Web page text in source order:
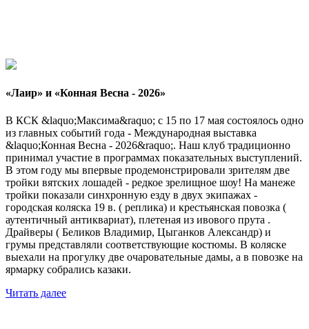
«Лаир» и «Конная Весна - 2026»
В КСК &laquo;Максима&raquo; с 15 по 17 мая состоялось одно
из главных событий года - Международная выставка
&laquo;Конная Весна - 2026&raquo;. Наш клуб традиционно
принимал участие в программах показательных выступлений.
В этом году мы впервые продемонстрировали зрителям две
тройки вятских лошадей - редкое зрелищное шоу! На манеже
тройки показали синхронную езду в двух экипажах -
городская коляска 19 в. ( реплика) и крестьянская повозка (
аутентичный антиквариат), плетеная из ивового прута .
Драйверы ( Беликов Владимир, Цыганков Александр) и
грумы представляли соответствующие костюмы. В коляске
выехали на прогулку две очаровательные дамы, а в повозке на
ярмарку собрались казаки.
Читать далее